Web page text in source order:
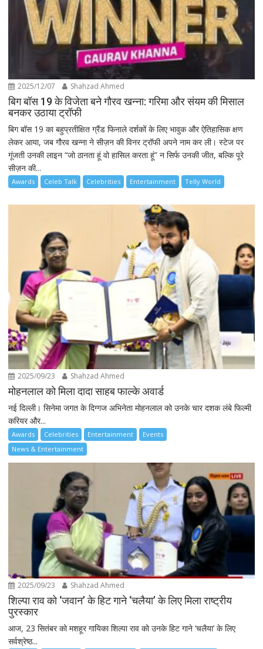
2025/12/07 Shahzad Ahmed
बिग बॉस 19 के विजेता बने गौरव खन्ना: गरिमा और संयम की मिसाल
बनकर उठाया ट्रॉफी
बिग बॉस 19 का बहुप्रतीक्षित ग्रैंड फिनाले दर्शकों के लिए भावुक और ऐतिहासिक क्षण
लेकर आया, जब गौरव खन्ना ने सीज़न की विनर ट्रॉफी अपने नाम कर ली। स्टेज पर
गूंजती उनकी लाइन “जो ठानता हूं वो हासिल करता हूं” न सिर्फ उनकी जीत, बल्कि पूरे
सीज़न की...
Awards Celeb Talk Celebrities Entertainment Telly World
2025/09/23 Shahzad Ahmed
मोहनलाल को मिला दादा साहब फाल्के अवार्ड
नई दिल्ली। सिनेमा जगत के दिग्गज अभिनेता मोहनलाल को उनके चार दशक लंबे फिल्मी
करियर और...
Awards Celebrities Entertainment
Events
News & Entertainment
2025/09/23 Shahzad Ahmed
शिल्पा राव को ‘जवान’ के हिट गाने ‘चलैया’ के लिए मिला राष्ट्रीय
पुरस्कार
आज, 23 सितंबर को मशहूर गायिका शिल्पा राव को उनके हिट गाने ‘चलैया’ के लिए
सर्वश्रेष्ठ...